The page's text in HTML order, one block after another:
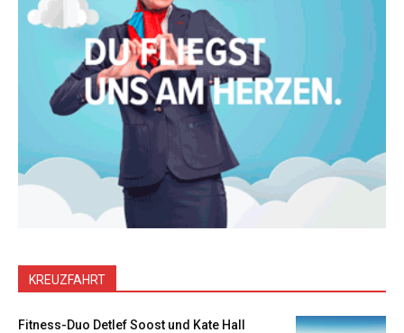
KREUZFAHRT
Fitness-Duo Detlef Soost und Kate Hall